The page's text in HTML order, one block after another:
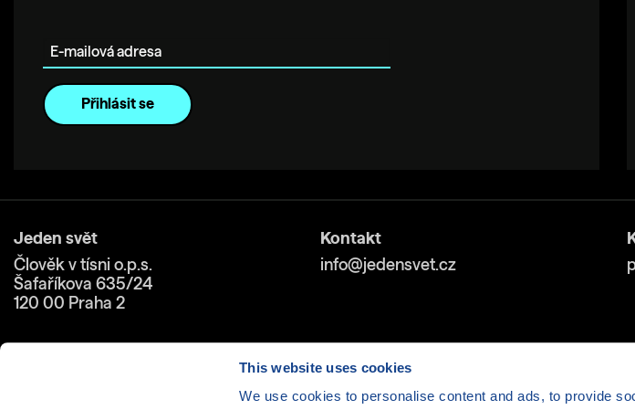
This website uses cookies
We use cookies to personalise content and ads, to provide
Jeden svět
Člověk v tísni o.p.s.
Šafaříkova 635/24
120 00 Praha 2
Kontakt
info@jedensvet.cz